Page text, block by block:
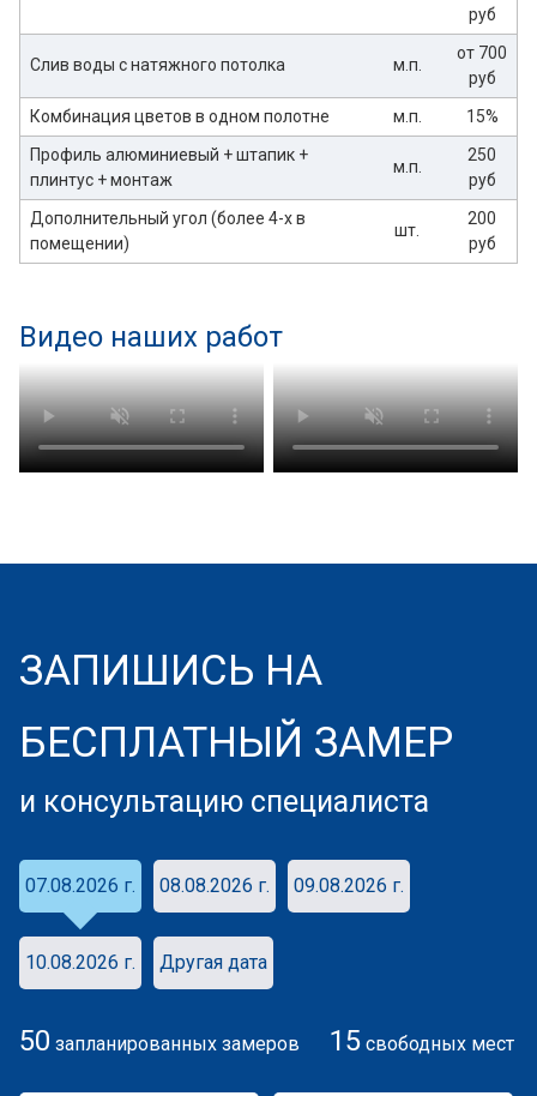
руб
Слив воды с натяжного потолка м.п.
от 700
руб
Комбинация цветов в одном полотне
м.п.
15%
Профиль алюминиевый + штапик +
плинтус + монтаж
м.п.
250
руб
Дополнительный угол (более 4-х в
помещении)
шт.
200
руб
Видео наших работ
ЗАПИШИСЬ НА
БЕСПЛАТНЫЙ ЗАМЕР
и консультацию специалиста
07.08.2026 г. 08.08.2026 г. 09.08.2026 г.
10.08.2026 г. Другая дата
50 запланированных замеров 15 свободных мест